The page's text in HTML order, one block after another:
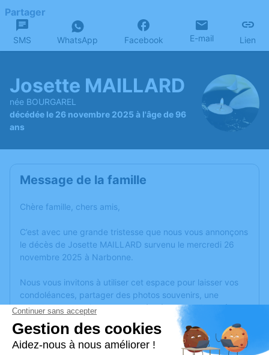
Partager
SMS WhatsApp Facebook E-mail Lien
Josette MAILLARD
née BOURGAREL
décédée le 26 novembre 2025 à l'âge de 96
ans
Message de la famille
Chère famille, chers amis,
C’est avec une grande tristesse que nous vous annonçons
le décès de Josette MAILLARD survenu le mercredi 26
novembre 2025 à Narbonne.
Nous vous invitons à utiliser cet espace pour laisser vos
condoléances, partager des photos souvenirs, une
anecdote ou exprimer vos pensées à travers des poèmes
ou des textes. Cet endroit est un lieu d'expression dédié à
honorer la mémoire de Josette MAILLARD.